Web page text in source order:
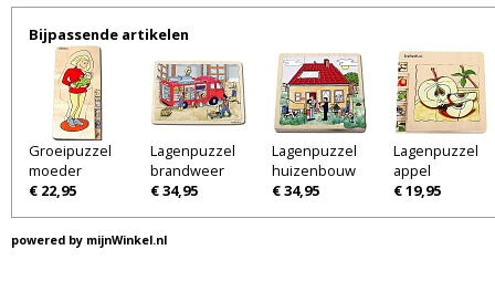
Bijpassende artikelen
Groeipuzzel
moeder
€ 22,95
Lagenpuzzel
brandweer
€ 34,95
Lagenpuzzel
huizenbouw
€ 34,95
Lagenpuzzel
appel
€ 19,95
powered by mijnWinkel.nl